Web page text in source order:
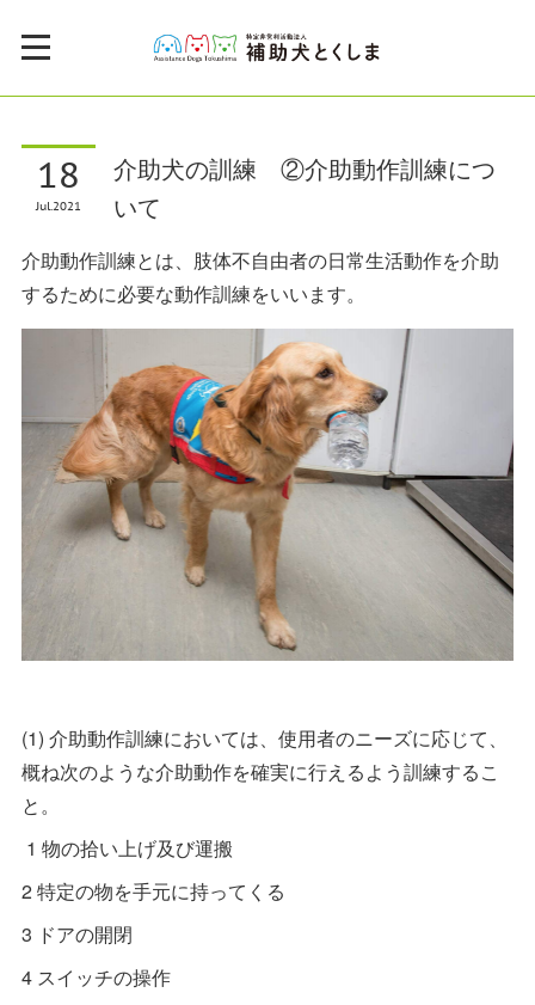
18
Jul2021
介助犬の訓練 ②介助動作訓練につ
いて
介助動作訓練とは、肢体不自由者の日常生活動作を介助
するために必要な動作訓練をいいます。
(1) 介助動作訓練においては、使用者のニーズに応じて、
概ね次のような介助動作を確実に行えるよう訓練するこ
と。
1 物の拾い上げ及び運搬
2 特定の物を手元に持ってくる
3 ドアの開閉
4 スイッチの操作